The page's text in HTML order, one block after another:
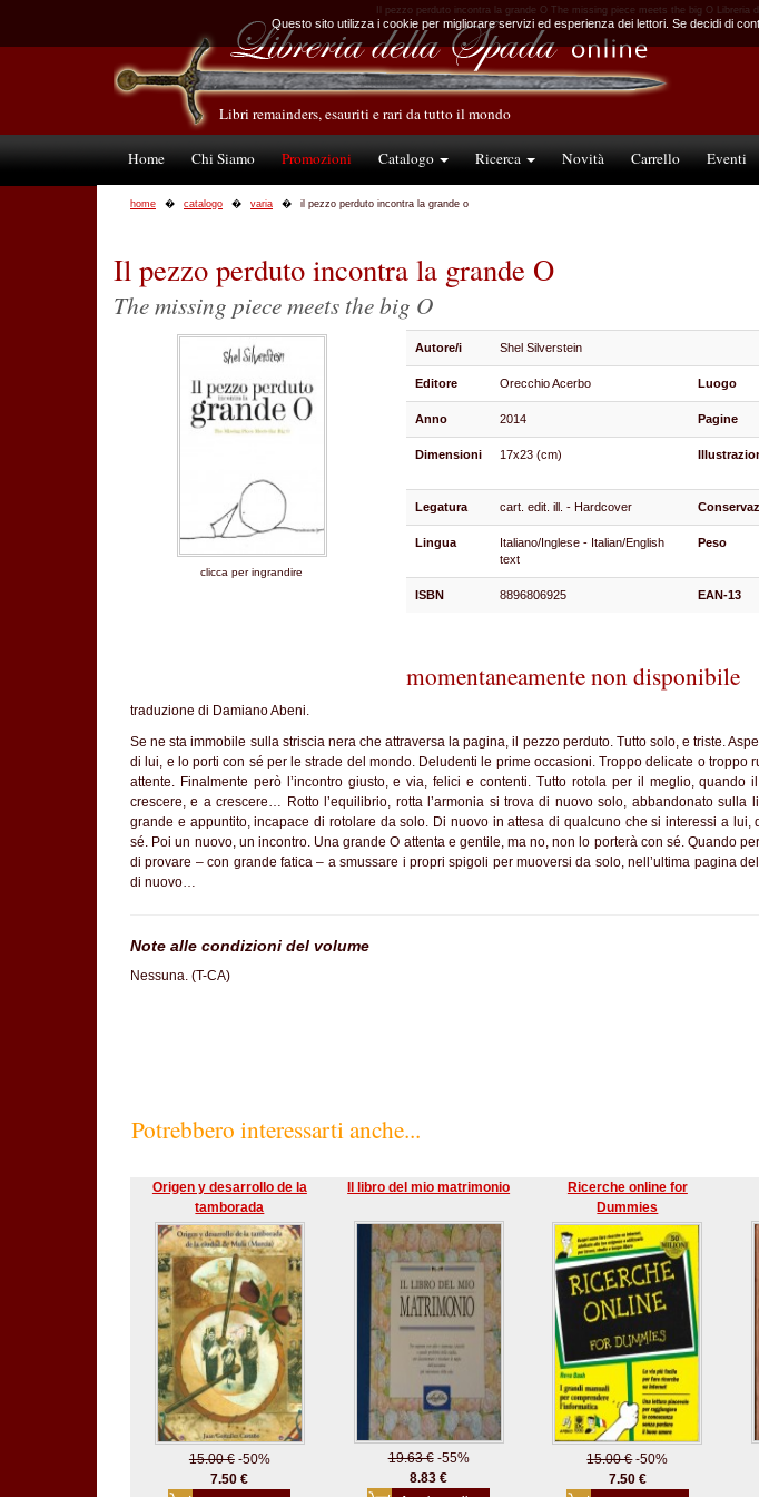
Il pezzo perduto incontra la grande O The missing piece meets the big O
Libri remainders, esauriti e rari da tutto il mondo
Home Chi Siamo Promozioni Catalogo Ricerca Novità Carrello Eventi
home catalogo varia il pezzo perduto incontra la grande o
Il pezzo perduto incontra la grande O
The missing piece meets the big O
clicca per ingrandire
Autore/i Shel Silverstein
Editore Orecchio Acerbo Luogo
Anno 2014 Pagine
Dimensioni 17x23 (cm)
Legatura cart. edit. ill. - Hardcover
Lingua
Italiano/Inglese - Italian/English
text
Peso
ISBN 8896806925 EAN-13
momentaneamente non disponibile
traduzione di Damiano Abeni.
Se ne sta immobile sulla striscia nera che attraversa la pagina, il pezzo perduto. Tutto solo, e triste.
di lui, e lo porti con sé per le strade del mondo. Deludenti le prime occasioni. Troppo delicate o troppo
attente. Finalmente però l’incontro giusto, e via, felici e contenti. Tutto rotola per il meglio, quando
crescere, e a crescere… Rotto l’equilibrio, rotta l’armonia si trova di nuovo solo, abbandonato sulla
grande e appuntito, incapace di rotolare da solo. Di nuovo in attesa di qualcuno che si interessi a lui,
sé. Poi un nuovo, un incontro. Una grande O attenta e gentile, ma no, non lo porterà con sé. Quando
di provare – con grande fatica – a smussare i propri spigoli per muoversi da solo, nell’ultima pagina
di nuovo…
Note alle condizioni del volume
Nessuna. (T-CA)
Potrebbero interessarti anche...
Origen y desarrollo de la
tamborada
15.00 €-50%
7.50 €
Il libro del mio matrimonio
19.63 €-55%
8.83 €
Ricerche online for
Dummies
15.00 €-50%
7.50 €
Questo sito utilizza i cookie per migliorare servizi ed esperienza dei lettori. Se decidi di